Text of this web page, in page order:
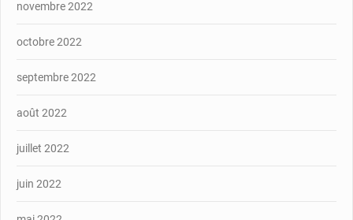
novembre 2022
octobre 2022
septembre 2022
août 2022
juillet 2022
juin 2022